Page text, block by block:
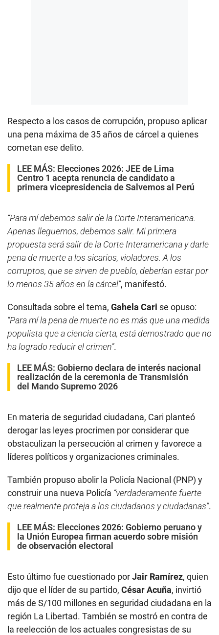
Respecto a los casos de corrupción, propuso aplicar
una pena máxima de 35 años de cárcel a quienes
cometan ese delito.
LEE MÁS: Elecciones 2026: JEE de Lima
Centro 1 acepta renuncia de candidato a
primera vicepresidencia de Salvemos al Perú
“Para mí debemos salir de la Corte Interamericana.
Apenas lleguemos, debemos salir. Mi primera
propuesta será salir de la Corte Interamericana y darle
pena de muerte a los sicarios, violadores. A los
corruptos, que se sirven de pueblo, deberían estar por
lo menos 35 años en la cárcel”, manifestó.
Consultada sobre el tema, Gahela Cari se opuso:
“Para mí la pena de muerte no es más que una medida
populista que a ciencia cierta, está demostrado que no
ha logrado reducir el crimen”.
LEE MÁS: Gobierno declara de interés nacional
realización de la ceremonia de Transmisión
del Mando Supremo 2026
En materia de seguridad ciudadana, Cari planteó
derogar las leyes procrimen por considerar que
obstaculizan la persecución al crimen y favorece a
líderes políticos y organizaciones criminales.
También propuso abolir la Policía Nacional (PNP) y
construir una nueva Policía “verdaderamente fuerte
que realmente proteja a los ciudadanos y ciudadanas”.
LEE MÁS: Elecciones 2026: Gobierno peruano y
la Unión Europea firman acuerdo sobre misión
de observación electoral
Esto último fue cuestionado porJair Ramírez, quien
dijo que el líder de su partido, César Acuña, invirtió
más de S/100 millones en seguridad ciudadana en la
región La Libertad. También se mostró en contra de
la reelección de los actuales congresistas de su